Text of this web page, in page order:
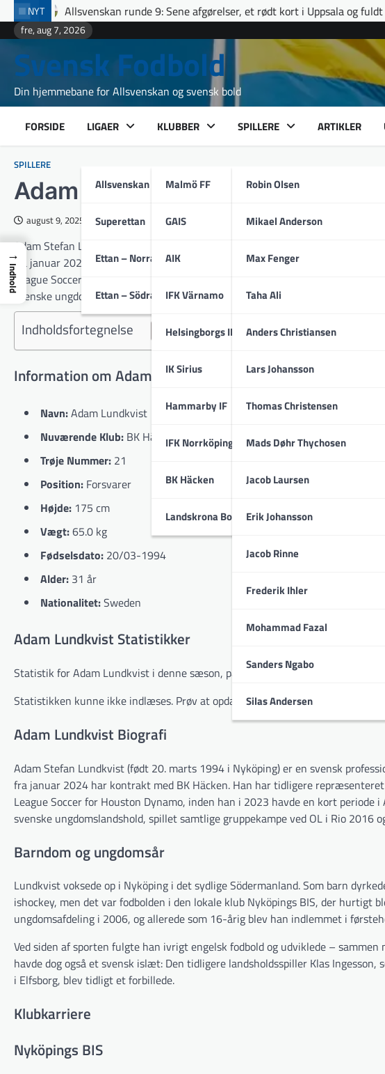
Skip
to
content
NYT
runde 9: Sene afgørelser, et rødt kort i Uppsala og fuldt hus til udeholdene
fre, aug 7, 2026
Svensk Fodbold
Din hjemmebane for Allsvenskan og svensk bold
FORSIDE LIGAER
Allsvenskan
Superettan
Ettan – Norra
Ettan – Södra
KLUBBER
Malmö FF
GAIS
AIK
IFK Värnamo
Helsingborgs IF
IK Sirius
Hammarby IF
IFK Norrköping
BK Häcken
Landskrona BoIS
SPILLERE
Robin Olsen
Mikael Anderson
Max Fenger
Taha Ali
Anders Christiansen
Lars Johansson
Thomas Christensen
Mads Døhr Thychosen
Jacob Laursen
Erik Johansson
Jacob Rinne
Frederik Ihler
Mohammad Fazal
Sanders Ngabo
Silas Andersen
ARTIKLER
SPILLERE
Adam Lundkvist
august 9, 2025
Adam Stefan Lundkvist (født 20. marts 1994 i Nyköping) er en svensk
fra januar 2024 har kontrakt med BK Häcken. Han har tidligere
League Soccer for Houston Dynamo, inden han i 2023 havde en kort
svenske ungdomslandshold, spillet samtlige gruppekampe ved OL i Rio 2016
Indholdsfortegnelse
Information om Adam Lundkvist
Navn:Adam Lundkvist
Nuværende Klub: BK Häcken
Trøje Nummer: 21
Position: Forsvarer
Højde: 175 cm
Vægt:65.0 kg
Fødselsdato: 20/03-1994
Alder: 31 år
Nationalitet:Sweden
Adam Lundkvist Statistikker
Statistik for Adam Lundkvist i denne sæson, på tværs af alle turneringer:
Statistikken kunne ikke indlæses. Prøv at opdatere siden.
Adam Lundkvist Biografi
Adam Stefan Lundkvist (født 20. marts 1994 i Nyköping) er en svensk
fra januar 2024 har kontrakt med BK Häcken. Han har tidligere repræsenteret
League Soccer for Houston Dynamo, inden han i 2023 havde en kort
svenske ungdomslandshold, spillet samtlige gruppekampe ved OL i Rio 2016
Barndom og ungdomsår
Lundkvist voksede op i Nyköping i det sydlige Södermanland. Som barn
ishockey, men det var fodbolden i den lokale klub Nyköpings BIS, der hurtigt
ungdomsafdeling i 2006, og allerede som 16-årig blev han indlemmet i
Ved siden af sporten fulgte han ivrigt engelsk fodbold og udviklede –
havde dog også et svensk islæt: Den tidligere landsholdsspiller Klas
i Elfsborg, blev tidligt et forbillede.
Klubkarriere
Nyköpings BIS
→
Indhold